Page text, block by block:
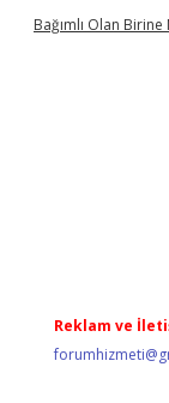
Bağımlı Olan Birine
Reklam ve